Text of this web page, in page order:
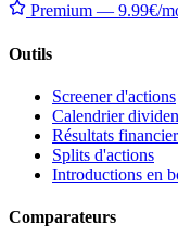
Premium — 9.99€/
Outils
Screener d'actions
Calendrier
Résultats
Splits d'actions
Introductions en
Comparateurs